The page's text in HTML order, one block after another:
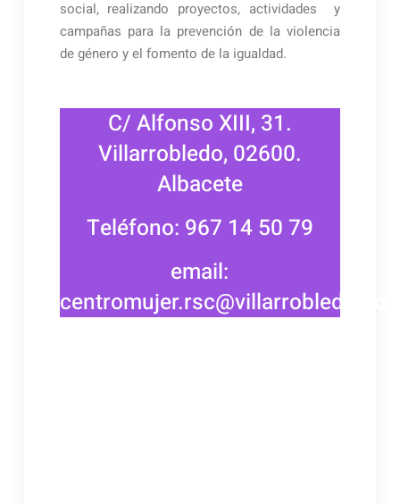
social, realizando proyectos, actividades y
campañas para la prevención de la violencia
de género y el fomento de la igualdad.
C/ Alfonso XIII, 31.
Villarrobledo, 02600.
Albacete
Teléfono: 967 14 50 79
email: